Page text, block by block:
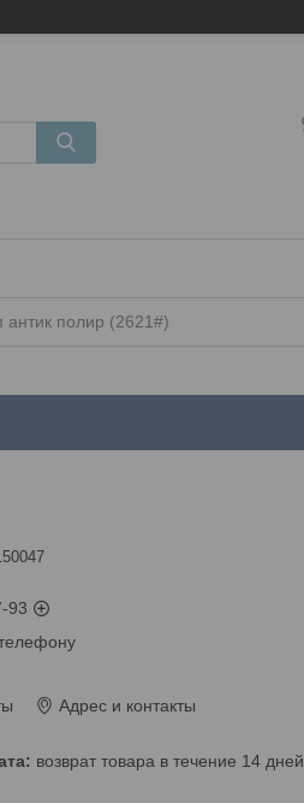
полир (2621#)
93
Адрес и контакты
возврат товара в течение 14 дней